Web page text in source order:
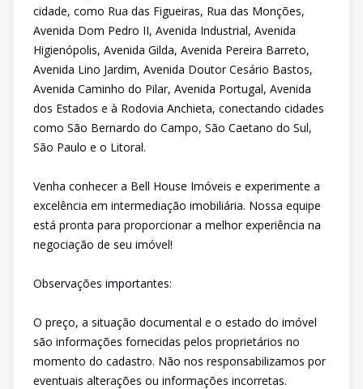
cidade, como Rua das Figueiras, Rua das Monções,
Avenida Dom Pedro II, Avenida Industrial, Avenida
Higienópolis, Avenida Gilda, Avenida Pereira Barreto,
Avenida Lino Jardim, Avenida Doutor Cesário Bastos,
Avenida Caminho do Pilar, Avenida Portugal, Avenida
dos Estados e à Rodovia Anchieta, conectando cidades
como São Bernardo do Campo, São Caetano do Sul,
São Paulo e o Litoral.
Venha conhecer a Bell House Imóveis e experimente a
excelência em intermediação imobiliária. Nossa equipe
está pronta para proporcionar a melhor experiência na
negociação de seu imóvel!
Observações importantes:
O preço, a situação documental e o estado do imóvel
são informações fornecidas pelos proprietários no
momento do cadastro. Não nos responsabilizamos por
eventuais alterações ou informações incorretas.